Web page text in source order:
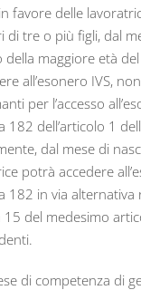
favore delle
di tre o più figli, dal
della maggiore età
all’esonero IVS,
per l’accesso
182 dell’articolo 1
dal mese di
potrà accedere
182 in via alternativa
15 del medesimo
di competenza di